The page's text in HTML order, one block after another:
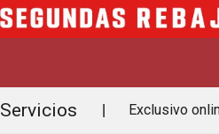
Servicios Exclusivo